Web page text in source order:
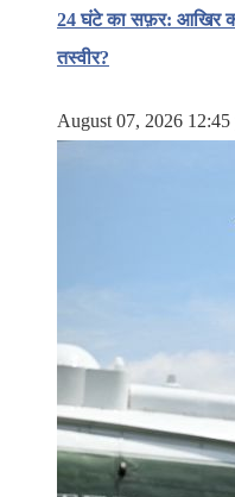
24 घंटे का सफ़र: आखिर
तस्वीर?
August 07, 2026 12:45